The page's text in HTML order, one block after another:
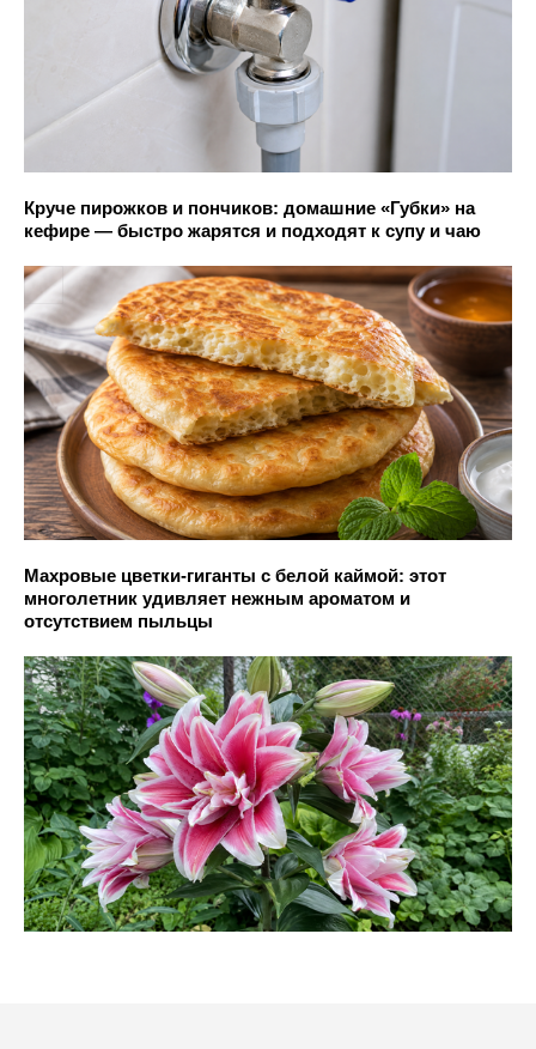
Круче пирожков и пончиков: домашние «Губки» на
кефире — быстро жарятся и подходят к супу и чаю
Махровые цветки-гиганты с белой каймой: этот
многолетник удивляет нежным ароматом и
отсутствием пыльцы